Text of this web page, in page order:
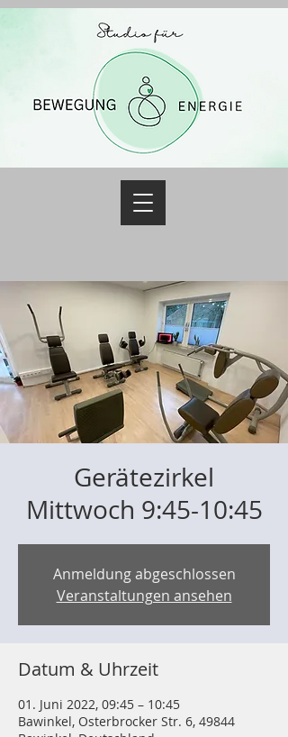
Gerätezirkel
Mittwoch 9:45-10:45
Anmeldung abgeschlossen
Veranstaltungen ansehen
Datum & Uhrzeit
01. Juni 2022, 09:45 – 10:45
Bawinkel, Osterbrocker Str. 6, 49844